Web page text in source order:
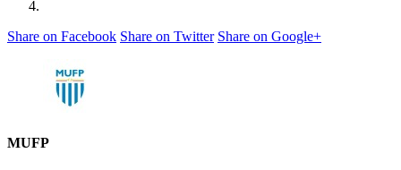
Share on Facebook Share on Twitter Share on Google+
MUFP